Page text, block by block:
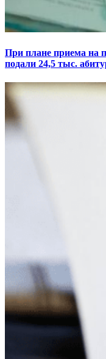
При плане приема на
подали 24,5 тыс.